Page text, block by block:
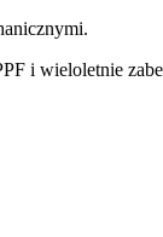
i wieloletnie